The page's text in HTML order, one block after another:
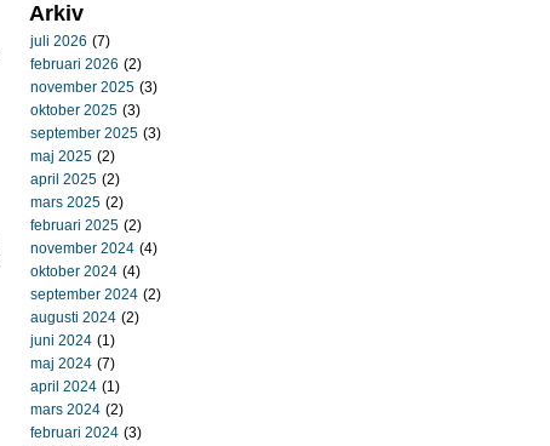
Arkiv
juli 2026 (7)
februari 2026 (2)
november 2025 (3)
oktober 2025 (3)
september 2025 (3)
maj 2025 (2)
april 2025 (2)
mars 2025 (2)
februari 2025 (2)
november 2024 (4)
oktober 2024 (4)
september 2024 (2)
augusti 2024 (2)
juni 2024 (1)
maj 2024 (7)
april 2024 (1)
mars 2024 (2)
februari 2024 (3)